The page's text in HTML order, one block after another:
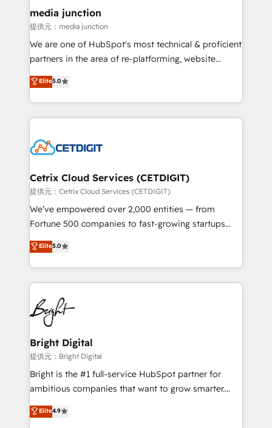
Mexico, USA, and Portugal—we've executed over a
hundred successful operations. Our approach,
rooted in RevOps principles, integrates analysis,
training, planning, and qualification. Leveraging
inbound marketing tactics, we focus on
understanding, nurturing, and converting leads.
competitive market.
media junction
提供元：media junction
We are one of HubSpot's most technical & proficient
partners in the area of re-platforming, website
design & development. We specialize in multi-hub
implementations for mid-market & enterprise
companies. We are woman-owned, powered by
coffee, and we ❤️ dogs. We produce award-winning
Impact Award 🏆2022 Technical Expertise Impact
Award 🏆2020 Elite Solutions Partner 🏆2019
Integrations HubSpot Impact Award 🏆2019
Marketing Enablement HubSpot Impact Award 🏆
2018 Website Design HubSpot Impact Award 🏆2017
Growth-Driven Design Agency of the Year 🏆2016
Sales Enablement HubSpot Impact Award 🏆2015
HubSpot COS Performance Award 🏆2014 HubSpot
COS Design Award 🏆2013 HubSpot Marketplace
Partner 📆Founded in 1997
Elite5.0
Cetrix Cloud Services (CETDIGIT)
提供元：Cetrix Cloud Services (CETDIGIT)
We’ve empowered over 2,000 entities — from
Fortune 500 companies to fast-growing startups
and nonprofits — to streamline operations, scale
revenue, and unlock the full potential of HubSpot.
With deep technical and industry expertise, we fuse
automation, integration, and AI innovation to deliver
lasting impact. We specialize in: • Turnkey and end-
to-end HubSpot implementations • Onboarding for
Sales, Service, Marketing & Content Hubs • AI voice
and chat agents, predictive automation, and smart
workflows • Salesforce + HubSpot integration •
RevOps and AI-driven sales enablement • Website
design and CMS development • ERP integration: SAP,
and CRM migration from any platform •
Elite5.0
Bright Digital
提供元：Bright Digital
Bright is the #1 full-service HubSpot partner for
ambitious companies that want to grow smarter.
From HubSpot onboarding, to training, from
developing a new website to lead generation and
Elite4.9